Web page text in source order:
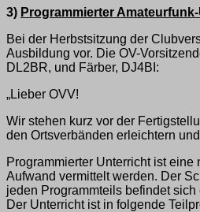
3) Programmierter
Bei der Herbstsitzung der
Ausbildung vor. Die OV-
DL2BR, und Färber, DJ4BI:
„Lieber OVV!
Wir stehen kurz vor der
den Ortsverbänden erleichtern
Programmierter Unterricht ist
Aufwand vermittelt werden. Der
jeden Programmteils befindet
Der Unterricht ist in folgende